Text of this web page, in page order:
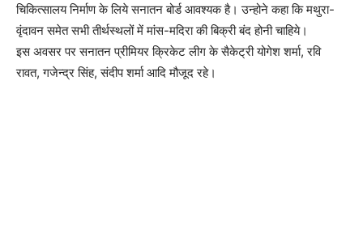
चिकित्सालय निर्माण के लिये सनातन बोर्ड आवश्यक है। उन्होने कहा कि मथुरा-
वृंदावन समेत सभी तीर्थस्थलों में मांस-मदिरा की बिक्री बंद होनी चाहिये।
इस अवसर पर सनातन प्रीमियर क्रिकेट लीग के सैकेट्री योगेश शर्मा, रवि
रावत, गजेन्द्र सिंह, संदीप शर्मा आदि मौजूद रहे।